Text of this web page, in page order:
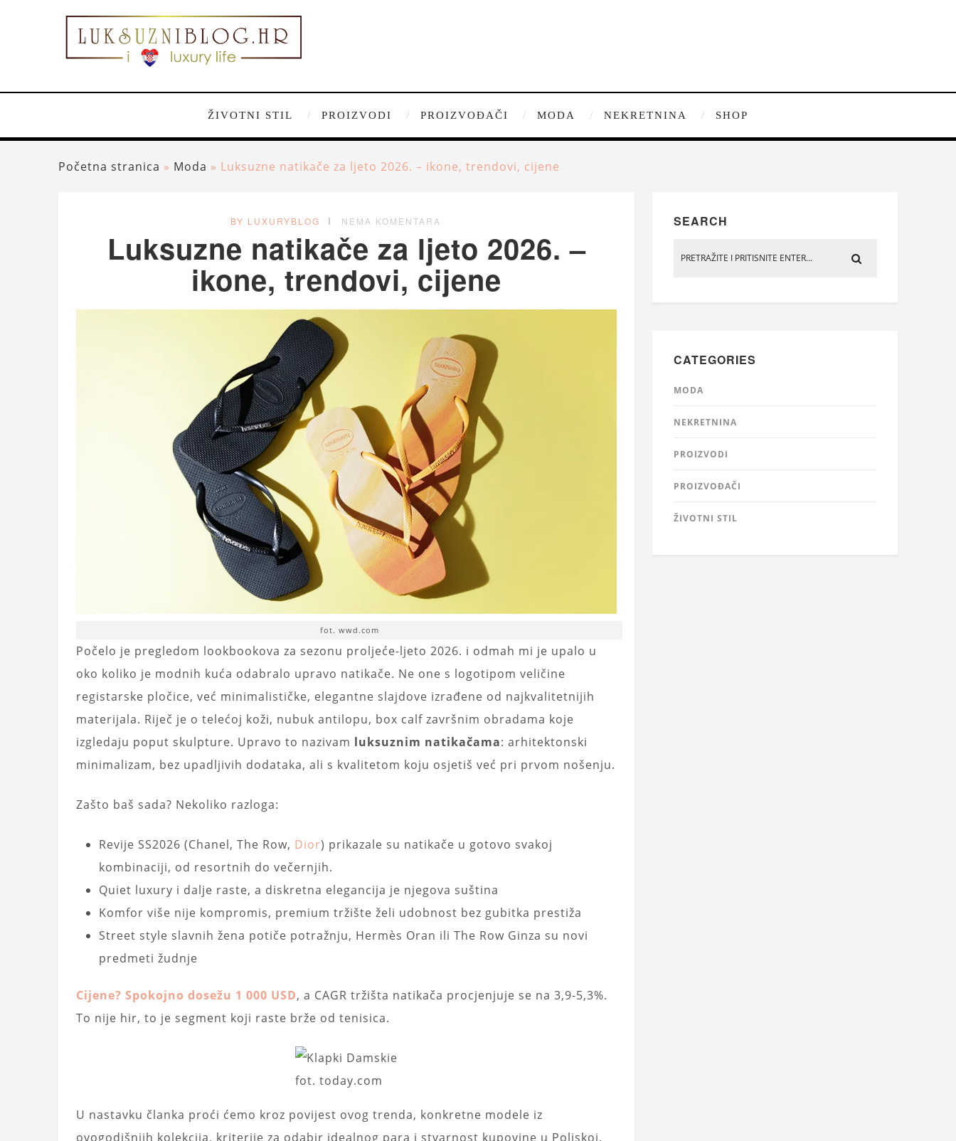
ŽIVOTNI STIL PROIZVODI PROIZVOĐAČI MODA NEKRETNINA SHOP
Početna stranica » Moda » Luksuzne natikače za ljeto 2026. – ikone, trendovi, cijene
BY LUXURYBLOG NEMA KOMENTARA
Luksuzne natikače za ljeto 2026. –
ikone, trendovi, cijene
fot. wwd.com
Počelo je pregledom lookbookova za sezonu proljeće-ljeto 2026. i odmah mi je upalo u
oko koliko je modnih kuća odabralo upravo natikače. Ne one s logotipom veličine
registarske pločice, već minimalističke, elegantne slajdove izrađene od najkvalitetnijih
materijala. Riječ je o telećoj koži, nubuk antilopu, box calf završnim obradama koje
izgledaju poput skulpture. Upravo to nazivam luksuznim natikačama: arhitektonski
minimalizam, bez upadljivih dodataka, ali s kvalitetom koju osjetiš već pri prvom nošenju.
Zašto baš sada? Nekoliko razloga:
Revije SS2026 (Chanel, The Row, Dior) prikazale su natikače u gotovo svakoj
kombinaciji, od resortnih do večernjih.
Quiet luxury i dalje raste, a diskretna elegancija je njegova suština
Komfor više nije kompromis, premium tržište želi udobnost bez gubitka prestiža
Street style slavnih žena potiče potražnju, Hermès Oran ili The Row Ginza su novi
predmeti žudnje
Cijene? Spokojno dosežu 1 000 USD, a CAGR tržišta natikača procjenjuje se na 3,9-5,3%.
To nije hir, to je segment koji raste brže od tenisica.
fot. today.com
U nastavku članka proći ćemo kroz povijest ovog trenda, konkretne modele iz
ovogodišnjih kolekcija, kriterije za odabir idealnog para i stvarnost kupovine u Poljskoj.
SEARCH
CATEGORIES
MODA
NEKRETNINA
PROIZVODI
PROIZVOĐAČI
ŽIVOTNI STIL